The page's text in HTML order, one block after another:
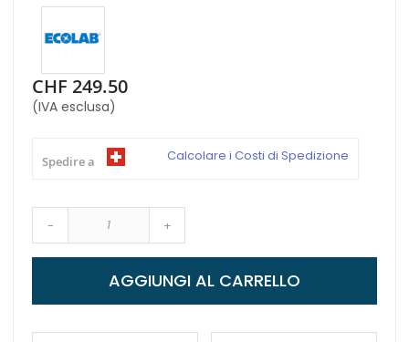
CHF 249.50
(IVA esclusa)
Spedire a Calcolare i Costi di Spedizione
- +
AGGIUNGI AL CARRELLO